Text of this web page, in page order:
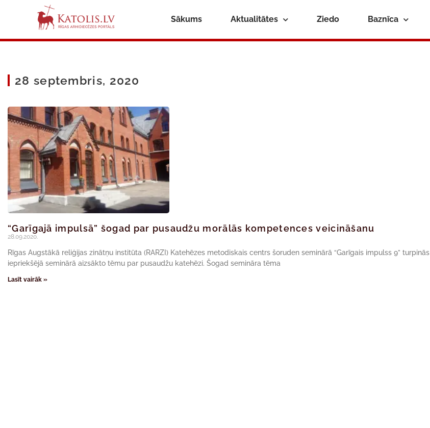
Sākums Aktualitātes Ziedo Baznīca
28 septembris, 2020
“Garīgajā impulsā” šogad par pusaudžu morālās kompetences veicināšanu
28.09.2020.
Rīgas Augstākā reliģijas zinātņu institūta (RARZI) Katehēzes metodiskais centrs šoruden seminārā “Garīgais impulss 9” turpinās
iepriekšējā seminārā aizsākto tēmu par pusaudžu katehēzi. Šogad semināra tēma
Lasīt vairāk »